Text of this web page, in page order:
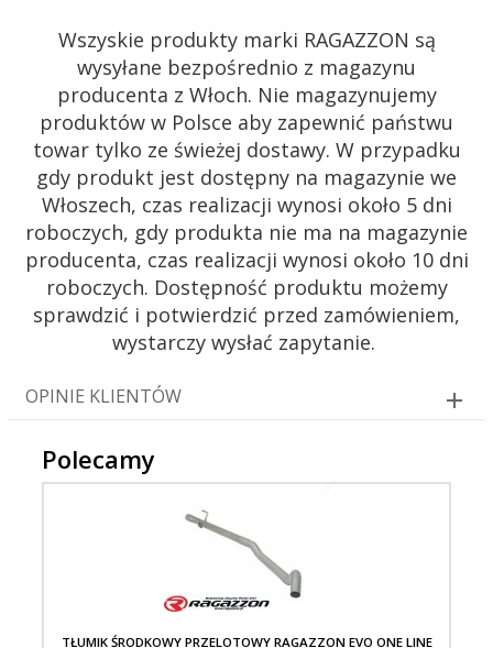
Wszyskie produkty marki RAGAZZON są
wysyłane bezpośrednio z magazynu
producenta z Włoch. Nie magazynujemy
produktów w Polsce aby zapewnić państwu
towar tylko ze świeżej dostawy. W przypadku
gdy produkt jest dostępny na magazynie we
Włoszech, czas realizacji wynosi około 5 dni
roboczych, gdy produkta nie ma na magazynie
producenta, czas realizacji wynosi około 10 dni
roboczych. Dostępność produktu możemy
sprawdzić i potwierdzić przed zamówieniem,
wystarczy wysłać zapytanie.
OPINIE KLIENTÓW
Polecamy
TŁUMIK ŚRODKOWY PRZELOTOWY RAGAZZON EVO ONE LINE